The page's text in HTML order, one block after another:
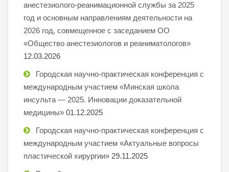
анестезиолого-реанимационной службы за 2025
год и основным направлениям деятельности на
2026 год, совмещенное с заседанием ОО
«Общество анестезиологов и реаниматологов»
12.03.2026
Городская научно-практическая конференция с
международным участием «Минская школа
инсульта — 2025. Инновации доказательной
медицины» 01.12.2025
Городская научно-практическая конференция с
международным участием «Актуальные вопросы
пластической хирургии» 29.11.2025